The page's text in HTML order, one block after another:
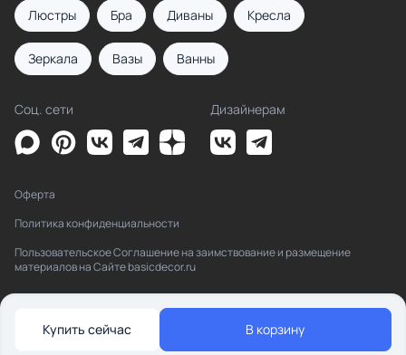
Купить сейчас В корзину
Люстры Бра Диваны Кресла
Зеркала Вазы Ванны
Соц. сети Дизайнерам
Оферта
Политика конфиденциальности
Пользовательское Соглашение на заимствование и размещение
материалов на Сайте basicdecor.ru